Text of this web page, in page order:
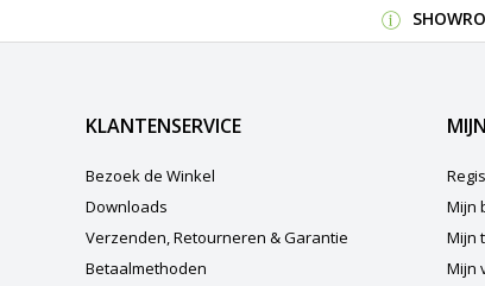
KLANTENSERVICE
Bezoek de Winkel
Downloads
Verzenden, Retourneren & Garantie
Betaalmethoden
Mijn
Mijn
Mijn